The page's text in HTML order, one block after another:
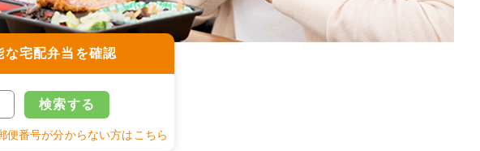
な宅配弁当を確認
検索する
便番号が分からない方はこちら